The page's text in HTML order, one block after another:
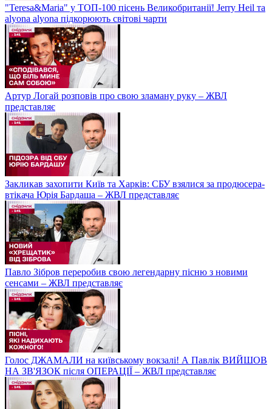
"Teresa&Maria" у ТОП-100 пісень Великобританії! Jerry Heil та
alyona alyona підкорюють світові чарти
Артур Логай розповів про свою зламану руку – ЖВЛ
представляє
Закликав захопити Київ та Харків: СБУ взялися за продюсера-
втікача Юрія Бардаша – ЖВЛ представляє
Павло Зібров переробив свою легендарну пісню з новими
сенсами – ЖВЛ представляє
Голос ДЖАМАЛИ на київському вокзалі! А Павлік ВИЙШОВ
НА ЗВ'ЯЗОК після ОПЕРАЦІЇ – ЖВЛ представляє